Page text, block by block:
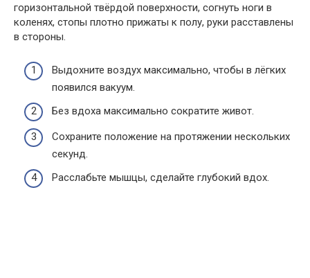
горизонтальной твёрдой поверхности, согнуть ноги в
коленях, стопы плотно прижаты к полу, руки расставлены
в стороны.
Выдохните воздух максимально, чтобы в лёгких
появился вакуум.
Без вдоха максимально сократите живот.
Сохраните положение на протяжении нескольких
секунд.
Расслабьте мышцы, сделайте глубокий вдох.